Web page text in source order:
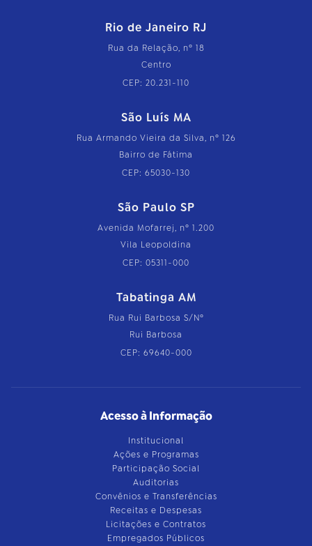
Rio de Janeiro RJ
Rua da Relação, nº 18
Centro
CEP: 20.231-110
São Luís MA
Rua Armando Vieira da Silva, nº 126
Bairro de Fátima
CEP: 65030-130
São Paulo SP
Avenida Mofarrej, nº 1.200
Vila Leopoldina
CEP: 05311-000
Tabatinga AM
Rua Rui Barbosa S/Nº
Rui Barbosa
CEP: 69640-000
Acesso à Informação
Institucional
Ações e Programas
Participação Social
Auditorias
Convênios e Transferências
Receitas e Despesas
Licitações e Contratos
Empregados Públicos